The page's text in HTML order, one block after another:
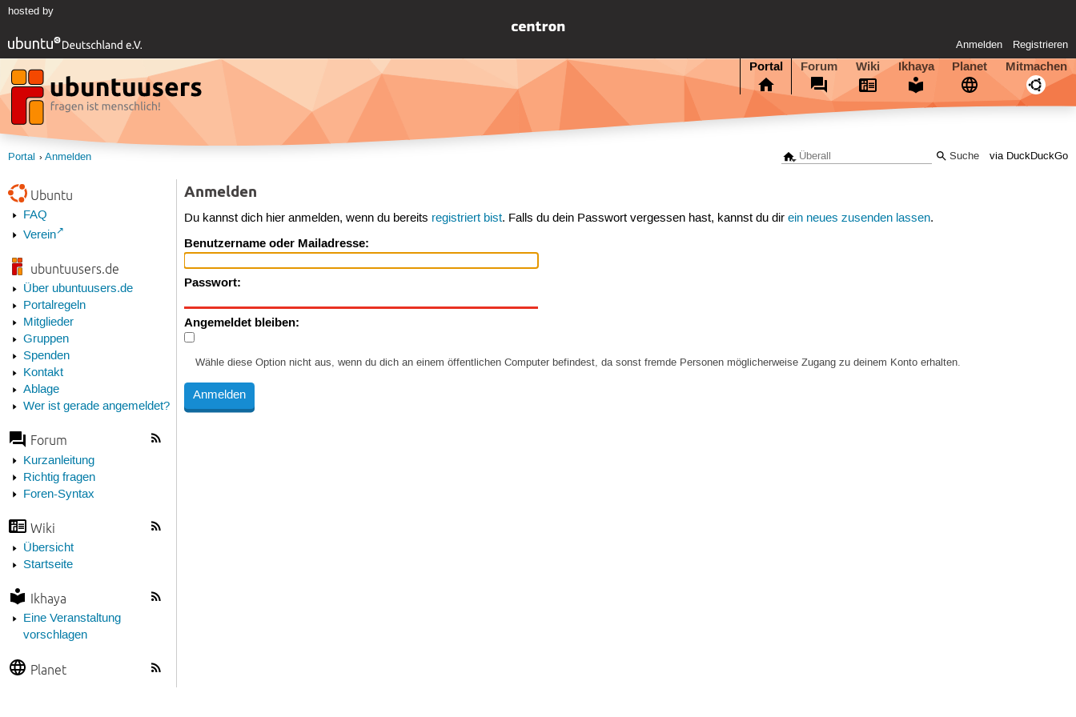
hosted by
Anmelden Registrieren
Portal Forum Wiki Ikhaya Planet Mitmachen
via DuckDuckGo
Portal Anmelden
Ubuntu
FAQ
Verein
ubuntuusers.de
Über ubuntuusers.de
Portalregeln
Mitglieder
Gruppen
Spenden
Kontakt
Ablage
Wer ist gerade angemeldet?
Forum
Kurzanleitung
Richtig fragen
Foren-Syntax
Wiki
Übersicht
Startseite
Ikhaya
Eine Veranstaltung
vorschlagen
Planet
Anmelden
Du kannst dich hier anmelden, wenn du bereits registriert bist. Falls du dein Passwort vergessen hast, kannst du direin neues zusenden lassen.
Benutzername oder Mailadresse:
Passwort:
Angemeldet bleiben:
Wähle diese Option nicht aus, wenn du dich an einem öffentlichen Computer befindest, da sonst fremde Personen möglicherweise Zugang zu deinem Konto erhalten.